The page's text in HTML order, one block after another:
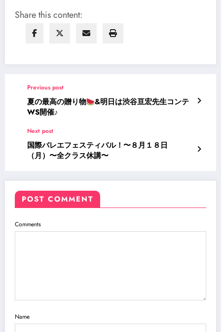
Share this content:
Previous post
夏の最高の贈り物
&明日は渋谷亘宏先生コンテ
WS開催♪
Next post
国際バレエフェスティバル！〜８月１８日
（月）〜全クラス休講〜
POST COMMENT
Comments
Name